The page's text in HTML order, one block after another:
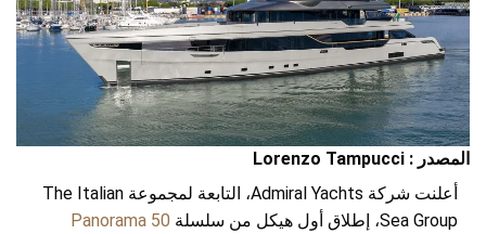
المصدر : Lorenzo Tampucci
أعلنت شركة Admiral Yachts، التابعة لمجموعة The Italian
Sea Group، إطلاق أول هيكل من سلسلة
Panorama 50